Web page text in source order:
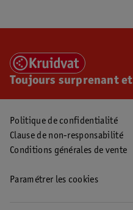
Toujours surprenant
Politique de confidentialité
Clause de non-responsabilité
Conditions générales de vente
Paramétrer les cookies